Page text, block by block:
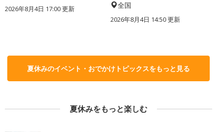
2026年8月4日 17:00更新 全国
2026年8月4日 14:50更新
夏休みのイベント・おでかけトピックスをもっと見る
夏休みをもっと楽しむ